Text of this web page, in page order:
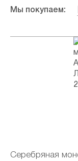
Мы покупаем:
Серебряная